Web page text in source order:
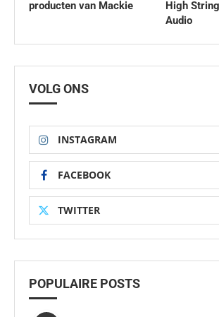
producten van Mackie
High
Audio
VOLG ONS
INSTAGRAM
FACEBOOK
TWITTER
POPULAIRE POSTS